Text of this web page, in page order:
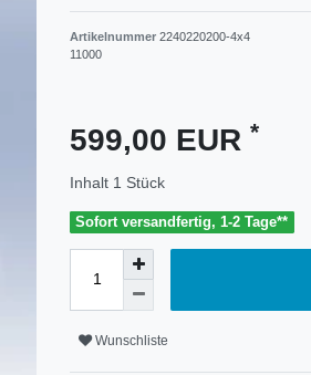
Artikelnummer 2240220200-4x4
11000
599,00 EUR *
Inhalt 1 Stück
Sofort versandfertig, 1-2 Tage**
Wunschliste